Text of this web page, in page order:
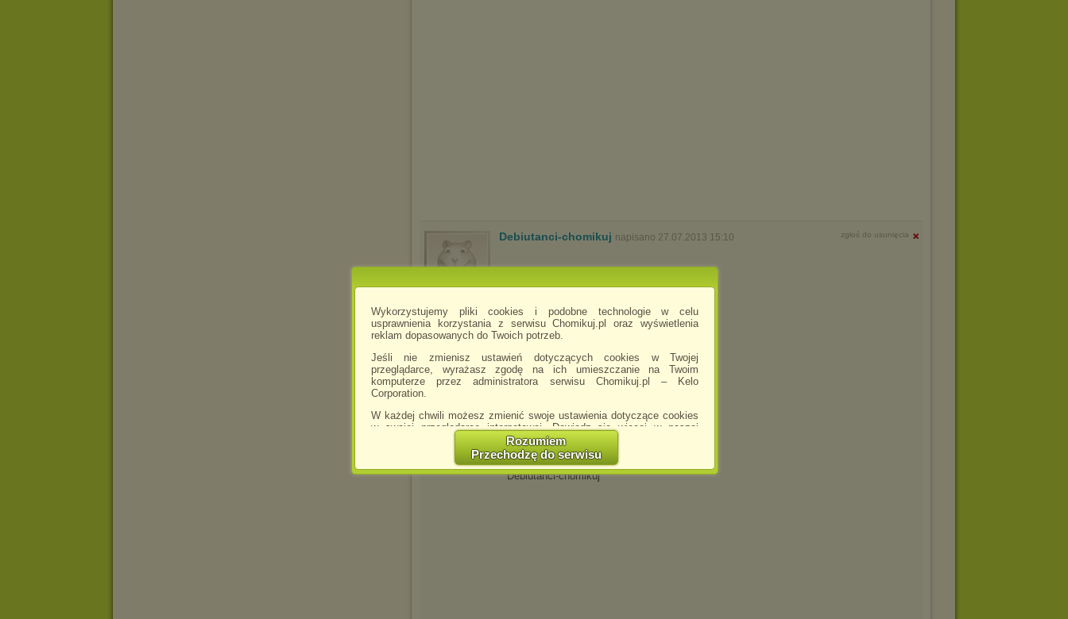
Wykorzystujemy pliki cookies i podobne technologie w celu
usprawnienia korzystania z serwisu Chomikuj.pl oraz wyświetlenia
reklam dopasowanych do Twoich potrzeb.
Jeśli nie zmienisz ustawień dotyczących cookies w Twojej
przeglądarce, wyrażasz zgodę na ich umieszczanie na Twoim
komputerze przez administratora serwisu Chomikuj.pl – Kelo
Corporation.
W każdej chwili możesz zmienić swoje ustawienia dotyczące cookies
w swojej przeglądarce internetowej. Dowiedz się więcej w naszej
http://chomikuj.pl/PolitykaPrywatnosci.aspx
Jednocześnie informujemy że zmiana ustawień przeglądarki może
spowodować ograniczenie korzystania ze strony Chomikuj.pl.
Rozumiem
Przechodzę do serwisu
Debiutanci-chomikuj napisano 27.07.2013 15:10 zgłoś do usunięcia
Debiutanci-chomikuj